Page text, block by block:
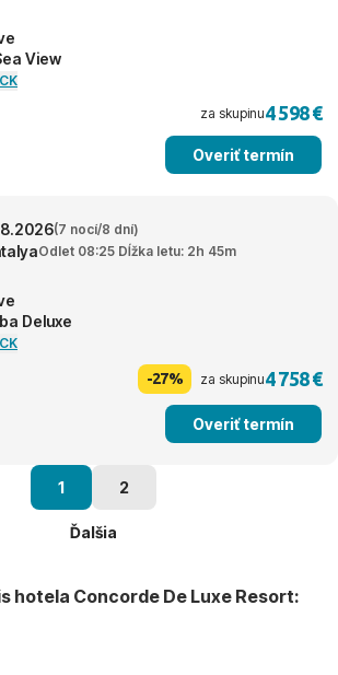
View
za skupinu4 598 €
Overiť termín
(7 nocí/8 dní)
Odlet 08:25 Dĺžka letu: 2h 45m
Deluxe
-27% za skupinu4 758 €
Overiť termín
1 2
Ďalšia
hotela Concorde De Luxe Resort: